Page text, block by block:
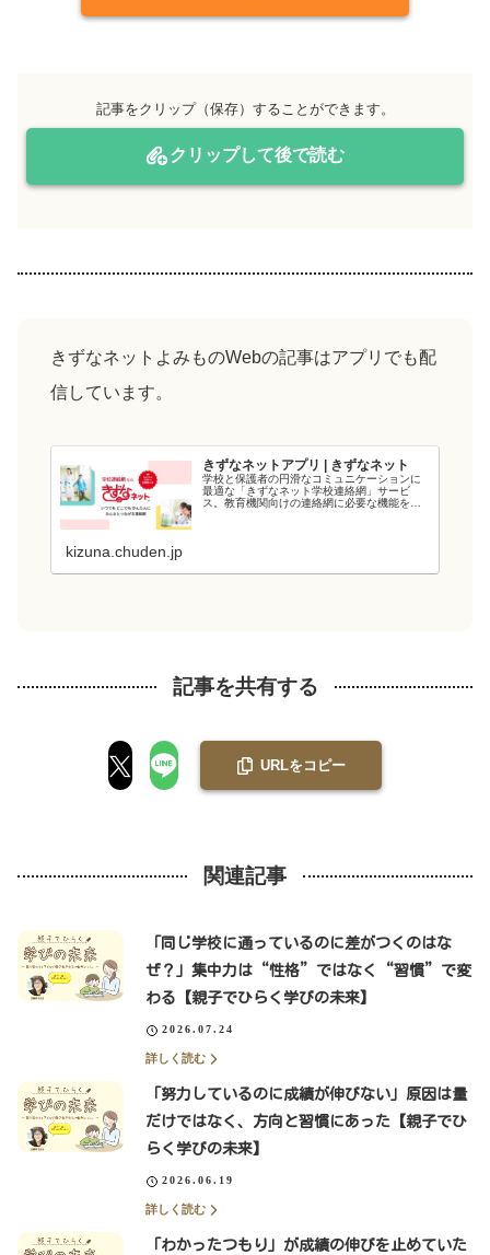
記事をクリップ（保存）することができます。
クリップして後で読む
きずなネットよみものWebの記事はアプリでも配
信しています。
きずなネットアプリ | きずなネット
学校と保護者の円滑なコミュニケーションに
最適な「きずなネット学校連絡網」サービ
ス。教育機関向けの連絡網に必要な機能を備
kizuna.chuden.jp
記事を共有する
URLをコピー
関連記事
「同じ学校に通っているのに差がつくのはな
ぜ？」集中力は“性格”ではなく“習慣”で変
わる【親子でひらく学びの未来】
2026.07.24
詳しく読む
「努力しているのに成績が伸びない」原因は量
だけではなく、方向と習慣にあった【親子でひ
らく学びの未来】
2026.06.19
詳しく読む
「わかったつもり」が成績の伸びを止めていた